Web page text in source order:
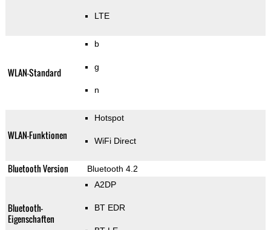
LTE
WLAN-Standard
b
g
n
WLAN-Funktionen
Hotspot
WiFi Direct
Bluetooth Version Bluetooth 4.2
Bluetooth-
Eigenschaften
A2DP
BT EDR